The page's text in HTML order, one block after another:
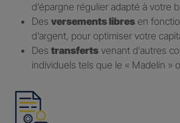
d’épargne régulier adapté à votre
Des versements libres en
d’argent, pour optimiser votre
Des transferts venant d’autres
individuels tels que le « Madelin »